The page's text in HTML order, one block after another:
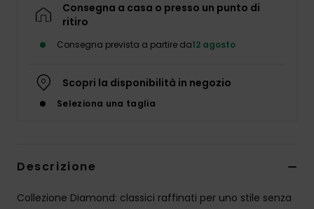
Consegna a casa o presso un punto di
ritiro
Consegna prevista a partire da12 agosto
Scopri la disponibilità in negozio
Seleziona una taglia
Descrizione
Collezione Diamond: classici raffinati per uno stile senza